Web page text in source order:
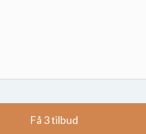
Få 3 tilbud